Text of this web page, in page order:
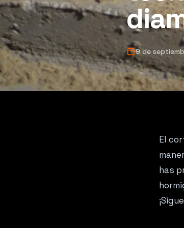
calendar_today9 de
El
has